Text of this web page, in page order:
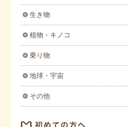
生き物
植物・キノコ
乗り物
地球・宇宙
その他